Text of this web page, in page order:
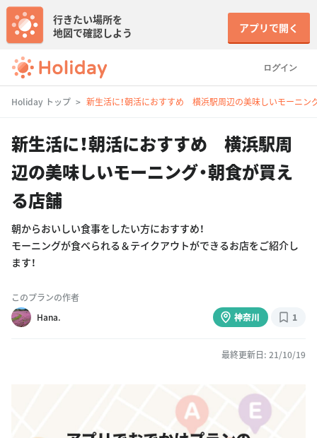
ログイン
行きたい場所を
地図で確認しよう
アプリで開く
Holiday トップ 新生活に！朝活におすすめ 横浜駅周辺の美味しいモーニン
新生活に！朝活におすすめ 横浜駅周
辺の美味しいモーニング・朝食が買え
る店舗
朝からおいしい食事をしたい方におすすめ！
モーニングが食べられる＆テイクアウトができるお店をご紹介し
ます！
このプランの作者
Hana.
神奈川 1
最終更新日: 21/10/19